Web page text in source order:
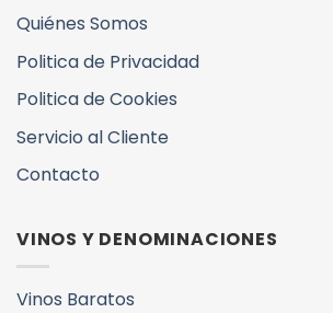
Quiénes Somos
Politica de Privacidad
Politica de Cookies
Servicio al Cliente
Contacto
VINOS Y DENOMINACIONES
Vinos Baratos